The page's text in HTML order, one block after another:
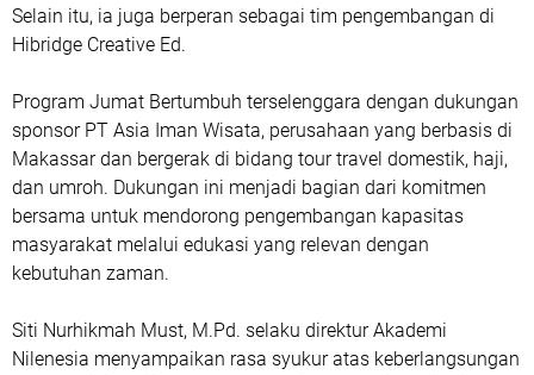
Selain itu, ia juga berperan sebagai tim pengembangan di
Hibridge Creative Ed.
Program Jumat Bertumbuh terselenggara dengan dukungan
sponsor PT Asia Iman Wisata, perusahaan yang berbasis di
Makassar dan bergerak di bidang tour travel domestik, haji,
dan umroh. Dukungan ini menjadi bagian dari komitmen
bersama untuk mendorong pengembangan kapasitas
masyarakat melalui edukasi yang relevan dengan
kebutuhan zaman.
Siti Nurhikmah Must, M.Pd. selaku direktur Akademi
Nilenesia menyampaikan rasa syukur atas keberlangsungan